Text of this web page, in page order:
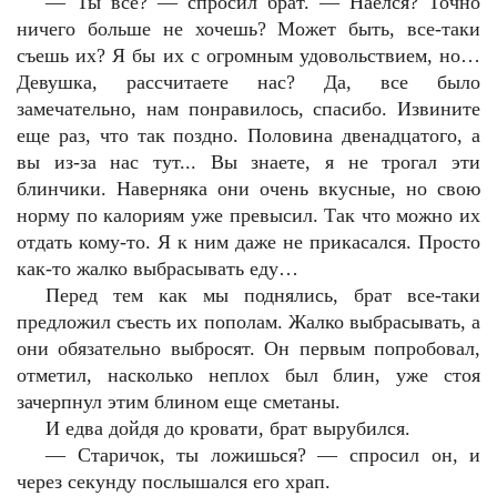
ничего больше не хочешь? Может быть, все-таки
съешь их? Я бы их с огромным удовольствием, но…
Девушка, рассчитаете нас? Да, все было
замечательно, нам понравилось, спасибо. Извините
еще раз, что так поздно. Половина двенадцатого, а
вы из-за нас тут... Вы знаете, я не трогал эти
блинчики. Наверняка они очень вкусные, но свою
норму по калориям уже превысил. Так что можно их
отдать кому-то. Я к ним даже не прикасался. Просто
как-то жалко выбрасывать еду…
Перед тем как мы поднялись, брат все-таки
предложил съесть их пополам. Жалко выбрасывать, а
они обязательно выбросят. Он первым попробовал,
отметил, насколько неплох был блин, уже стоя
зачерпнул этим блином еще сметаны.
И едва дойдя до кровати, брат вырубился.
— Старичок, ты ложишься? — спросил он, и
через секунду послышался его храп.